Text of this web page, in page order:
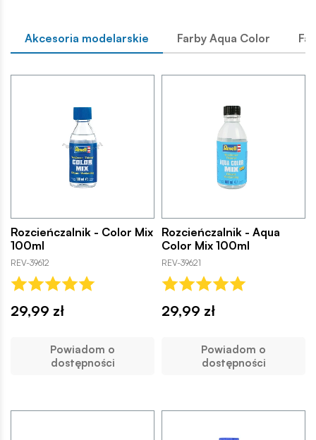
Akcesoria modelarskie Farby Aqua Color
Rozcieńczalnik - Color Mix
100ml
REV-39612
29,99 zł
Powiadom o
dostępności
Rozcieńczalnik - Aqua
Color Mix 100ml
REV-39621
29,99 zł
Powiadom o
dostępności